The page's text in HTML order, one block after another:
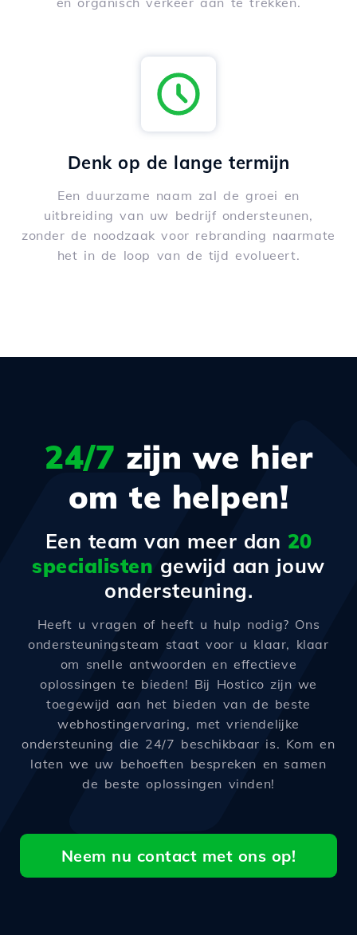
Denk op de lange termijn
Een duurzame naam zal de groei en
uitbreiding van uw bedrijf ondersteunen,
zonder de noodzaak voor rebranding naarmate
het in de loop van de tijd evolueert.
24/7 zijn we hier
om te helpen!
Een team van meer dan 20
specialisten gewijd aan jouw
ondersteuning.
Heeft u vragen of heeft u hulp nodig? Ons
ondersteuningsteam staat voor u klaar, klaar
om snelle antwoorden en effectieve
oplossingen te bieden! Bij Hostico zijn we
toegewijd aan het bieden van de beste
webhostingervaring, met vriendelijke
ondersteuning die 24/7 beschikbaar is. Kom en
laten we uw behoeften bespreken en samen
de beste oplossingen vinden!
Neem nu contact met ons op!